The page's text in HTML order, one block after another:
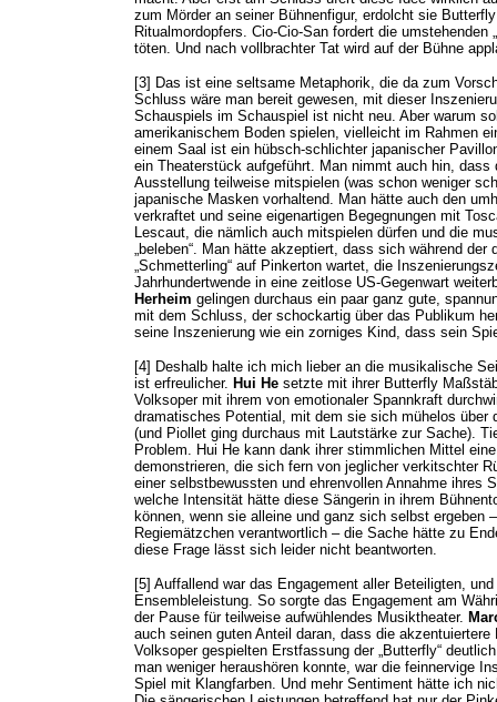
zum Mörder an seiner Bühnenfigur, erdolcht sie
Ritualmordopfers. Cio-Cio-San fordert die umstehenden
töten. Und nach vollbrachter Tat wird auf der Bühne
[3] Das ist eine seltsame Metaphorik, die da zum
Schluss wäre man bereit gewesen, mit dieser
Schauspiels im Schauspiel ist nicht neu. Aber warum
amerikanischem Boden spielen, vielleicht im Rahmen
einem Saal ist ein hübsch-schlichter japanischer
ein Theaterstück aufgeführt. Man nimmt auch hin, dass
Ausstellung teilweise mitspielen (was schon weniger
japanische Masken vorhaltend. Man hätte auch den
verkraftet und seine eigenartigen Begegnungen mit
Lescaut, die nämlich auch mitspielen dürfen und die
„beleben“. Man hätte akzeptiert, dass sich während der
„Schmetterling“ auf Pinkerton wartet, die
Jahrhundertwende in eine zeitlose US-Gegenwart
Herheim gelingen durchaus ein paar ganz gute,
mit dem Schluss, der schockartig über das Publikum
seine Inszenierung wie ein zorniges Kind, dass sein
[4] Deshalb halte ich mich lieber an die musikalische
ist erfreulicher. Hui He setzte mit ihrer Butterfly
Volksoper mit ihrem von emotionaler Spannkraft
dramatisches Potential, mit dem sie sich mühelos über
(und Piollet ging durchaus mit Lautstärke zur Sache).
Problem. Hui He kann dank ihrer stimmlichen Mittel
demonstrieren, die sich fern von jeglicher verkitschter
einer selbstbewussten und ehrenvollen Annahme ihres
welche Intensität hätte diese Sängerin in ihrem
können, wenn sie alleine und ganz sich selbst ergeben
Regiemätzchen verantwortlich – die Sache hätte zu
diese Frage lässt sich leider nicht beantworten.
[5] Auffallend war das Engagement aller Beteiligten,
Ensembleleistung. So sorgte das Engagement am
der Pause für teilweise aufwühlendes Musiktheater.
auch seinen guten Anteil daran, dass die akzentuiertere
Volksoper gespielten Erstfassung der „Butterfly“
man weniger heraushören konnte, war die feinnervige
Spiel mit Klangfarben. Und mehr Sentiment hätte ich